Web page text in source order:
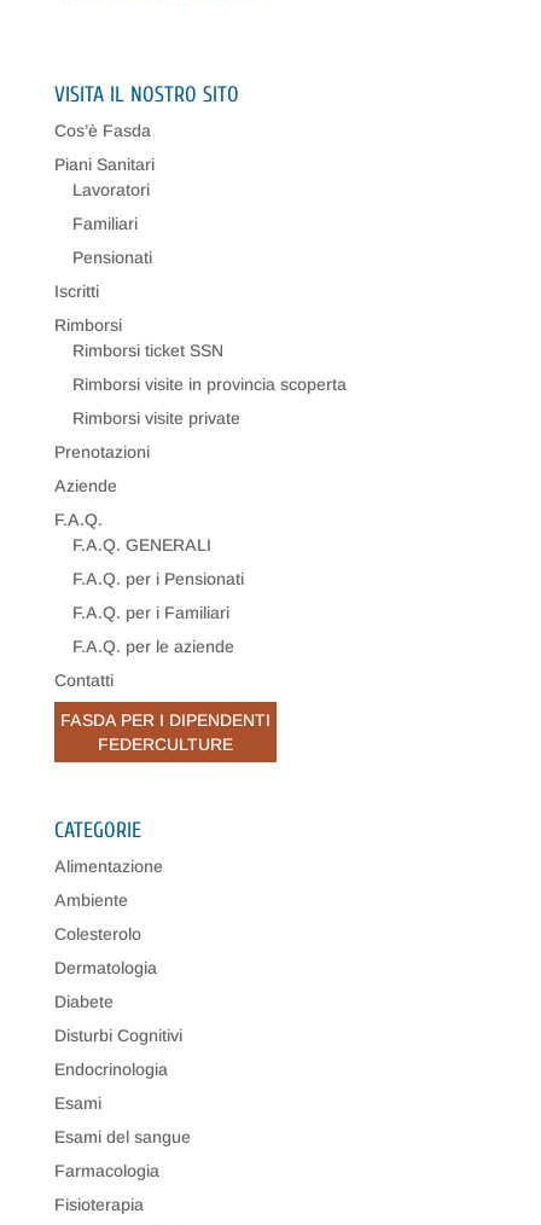
VISITA IL NOSTRO SITO
Cos’è Fasda
Piani Sanitari
Lavoratori
Familiari
Pensionati
Iscritti
Rimborsi
Rimborsi ticket SSN
Rimborsi visite in provincia scoperta
Rimborsi visite private
Prenotazioni
Aziende
F.A.Q.
F.A.Q. GENERALI
F.A.Q. per i Pensionati
F.A.Q. per i Familiari
F.A.Q. per le aziende
Contatti
FASDA PER I DIPENDENTI
FEDERCULTURE
CATEGORIE
Alimentazione
Ambiente
Colesterolo
Dermatologia
Diabete
Disturbi Cognitivi
Endocrinologia
Esami
Esami del sangue
Farmacologia
Fisioterapia